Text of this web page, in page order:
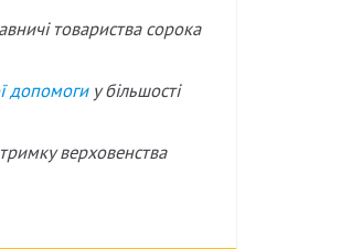
товариства сорока
допомогиу більшості
верховенства